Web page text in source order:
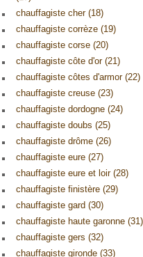
chauffagiste cher (18)
chauffagiste corrèze (19)
chauffagiste corse (20)
chauffagiste côte d'or (21)
chauffagiste côtes d'armor (22)
chauffagiste creuse (23)
chauffagiste dordogne (24)
chauffagiste doubs (25)
chauffagiste drôme (26)
chauffagiste eure (27)
chauffagiste eure et loir (28)
chauffagiste finistère (29)
chauffagiste gard (30)
chauffagiste haute garonne (31)
chauffagiste gers (32)
chauffagiste gironde (33)